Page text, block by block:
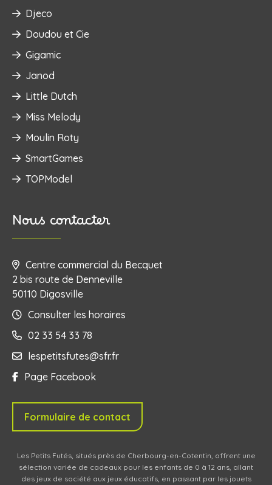
Djeco
Doudou et Cie
Gigamic
Janod
Little Dutch
Miss Melody
Moulin Roty
SmartGames
TOPModel
Nous contacter
Centre commercial du Becquet
2 bis route de Denneville
50110 Digosville
Consulter les horaires
02 33 54 33 78
lespetitsfutes@sfr.fr
Page Facebook
Formulaire de contact
Les Petits Futés, situés près de Cherbourg-en-Cotentin, offrent une
sélection variée de cadeaux pour les enfants de 0 à 12 ans, allant
des jeux de société aux jeux éducatifs, en passant par les jouets